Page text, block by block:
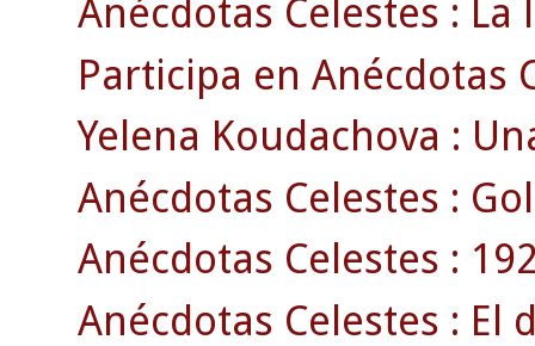
Anécdotas Celestes :
Participa en Anécdotas
Yelena Koudachova :
Anécdotas Celestes :
Anécdotas Celestes :
Anécdotas Celestes : El